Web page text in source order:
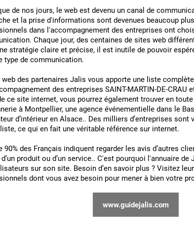
de nos jours, le web est devenu un canal de
et la prise d'informations sont devenues beaucoup
dans l'accompagnement des entreprises ont
Chaque jour, des centaines de sites web
stratégie claire et précise, il est inutile de pouvoir
type de communication.
web des partenaires Jalis vous apporte une liste
des entreprises SAINT-MARTIN-DE-CRAU
ce site internet, vous pourrez également trouver en
à Montpellier, une agence événementielle dans le
d’intérieur en Alsace.. Des milliers d’entreprises sont
ce qui en fait une véritable référence sur internet.
90% des Français indiquent regarder les avis d’autres
d’un produit ou d’un service.. C'est pourquoi l'annuaire
sur son site. Besoin d’en savoir plus ? Visitez
dont vous avez besoin pour mener à bien votre
www.guidejalis.com